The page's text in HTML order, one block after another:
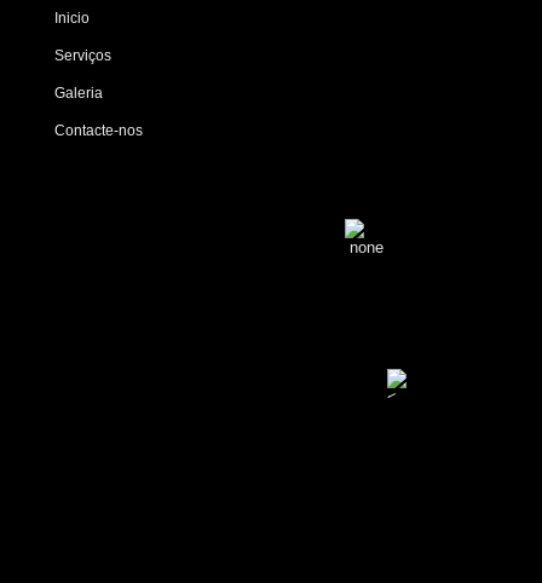
Inicio
Serviços
Contacte-nos
Galeria